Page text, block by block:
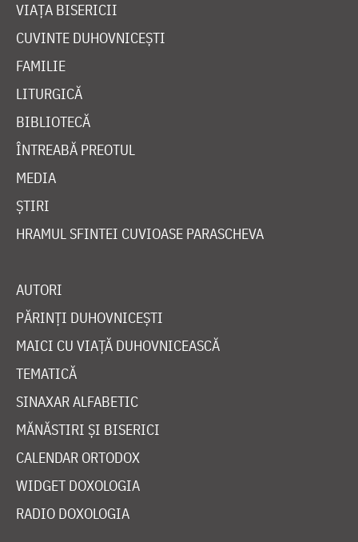
VIAȚA BISERICII
CUVINTE DUHOVNICEȘTI
FAMILIE
LITURGICĂ
BIBLIOTECĂ
ÎNTREABĂ PREOTUL
MEDIA
ȘTIRI
HRAMUL SFINTEI CUVIOASE PARASCHEVA
AUTORI
PĂRINȚI DUHOVNICEȘTI
MAICI CU VIAȚĂ DUHOVNICEASCĂ
TEMATICĂ
SINAXAR ALFABETIC
MĂNĂSTIRI ȘI BISERICI
CALENDAR ORTODOX
WIDGET DOXOLOGIA
RADIO DOXOLOGIA